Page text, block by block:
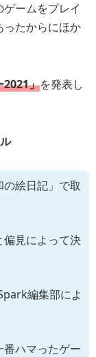
ームをプレイ
ったからにほか
2021」を発表し
絵日記」で取
偏見によって決
編集部によ
ハマったゲー